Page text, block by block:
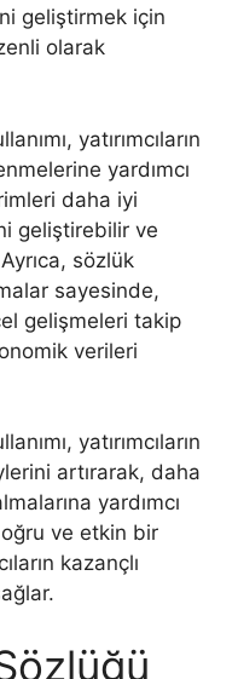
geliştirmek için
olarak
yatırımcıların
yardımcı
daha iyi
geliştirebilir ve
sözlük
sayesinde,
gelişmeleri takip
verileri
yatırımcıların
artırarak, daha
yardımcı
ve etkin bir
kazançlı